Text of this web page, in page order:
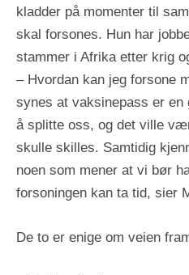
kladder på momenter til
skal forsones. Hun har
stammer i Afrika etter krig
– Hvordan kan jeg forsone
synes at vaksinepass er en
å splitte oss, og det ville
skulle skilles. Samtidig
noen som mener at vi bør
forsoningen kan ta tid, sier
De to er enige om veien